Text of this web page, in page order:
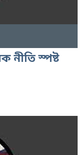
নীতি স্পষ্ট